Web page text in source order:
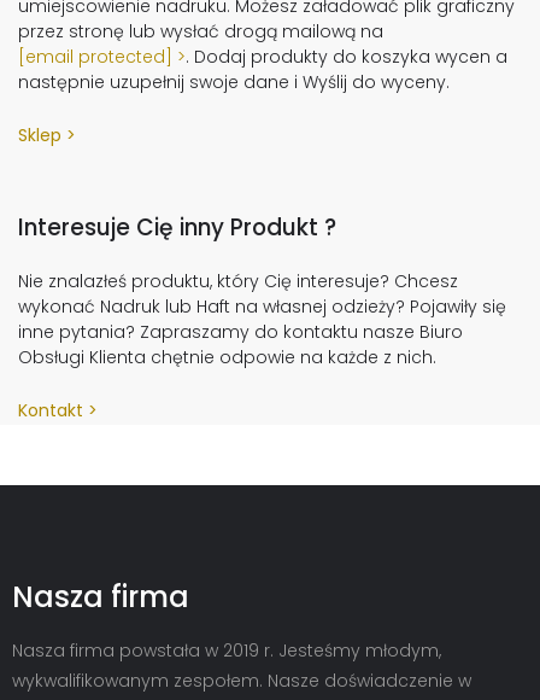
umiejscowienie nadruku. Możesz załadować plik graficzny
przez stronę lub wysłać drogą mailową na
[email protected]
. Dodaj produkty do koszyka wycen a
następnie uzupełnij swoje dane i Wyślij do wyceny.
Sklep
Interesuje Cię inny Produkt ?
Nie znalazłeś produktu, który Cię interesuje? Chcesz
wykonać Nadruk lub Haft na własnej odzieży? Pojawiły się
inne pytania? Zapraszamy do kontaktu nasze Biuro
Obsługi Klienta chętnie odpowie na każde z nich.
Kontakt
Nasza firma
Nasza firma powstała w 2019 r. Jesteśmy młodym,
wykwalifikowanym zespołem. Nasze doświadczenie w